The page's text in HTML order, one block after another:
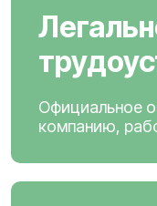
Официальное
компанию,